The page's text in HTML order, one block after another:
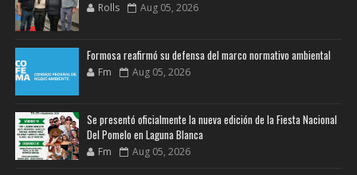
Rolls Aug 05, 2026
Formosa reafirmó su defensa del marco normativo ambiental
Fm Aug 05, 2026
Se presentó oficialmente la nueva edición de la Fiesta Nacional
Del Pomelo en Laguna Blanca
Fm Aug 05, 2026